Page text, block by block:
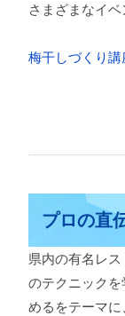
さまざまなイベ
梅干しづくり講
プロの直
県内の有名レ
のテクニック
めるをテーマ